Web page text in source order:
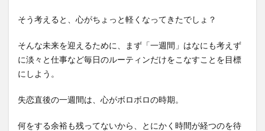
そう考えると、心がちょっと軽くなってきたでしょ？
そんな未来を迎えるために、まず「一週間」はなにも考えず
に淡々と仕事など毎日のルーティンだけをこなすことを目標
にしよう。
失恋直後の一週間は、心がボロボロの時期。
何をする余裕も残ってないから、とにかく時間が経つのを待